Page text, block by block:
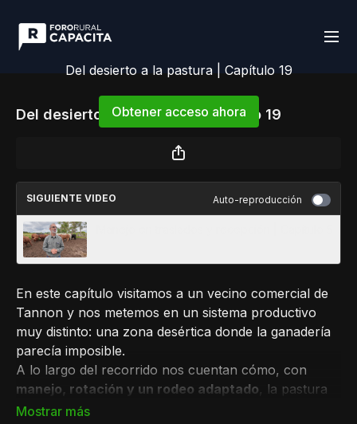
Del desierto a la pastura | Capítulo 19
Obtener acceso ahora
iniciar sesiónpara continuar
Del desierto a la pastura | Capítulo 19
SIGUIENTE VIDEO Auto-reproducción
En este capítulo visitamos a un vecino comercial de
Tannon y nos metemos en un sistema productivo
muy distinto: una zona desértica donde la ganadería
parecía imposible.
A lo largo del recorrido nos cuentan cómo, con
manejo, rotación y un rodeo adaptado, la pastura
empezó a aparecer donde antes no había nada.